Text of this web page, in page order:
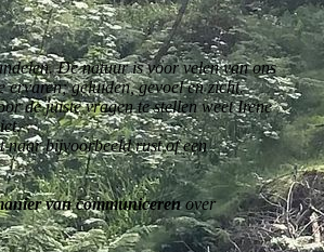
De natuur is voor velen van ons
ervaren; geluiden, gevoel en zicht.
de juiste vragen te stellen weet Irene
naar bijvoorbeeld rust of een
van communicerenover